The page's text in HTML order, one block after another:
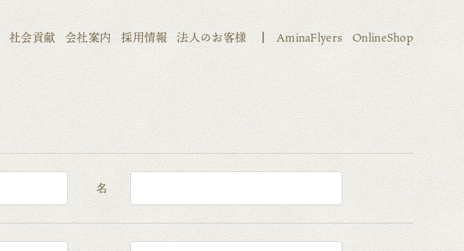
社会貢献 会社案内 採用情報 法人のお客様 AminaFlyers OnlineShop
名